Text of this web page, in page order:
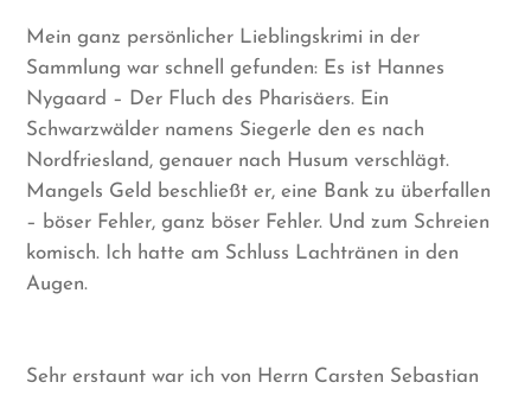
Mein ganz persönlicher Lieblingskrimi in der
Sammlung war schnell gefunden: Es ist Hannes
Nygaard – Der Fluch des Pharisäers. Ein
Schwarzwälder namens Siegerle den es nach
Nordfriesland, genauer nach Husum verschlägt.
Mangels Geld beschließt er, eine Bank zu überfallen
– böser Fehler, ganz böser Fehler. Und zum Schreien
komisch. Ich hatte am Schluss Lachtränen in den
Augen.
Sehr erstaunt war ich von Herrn Carsten Sebastian